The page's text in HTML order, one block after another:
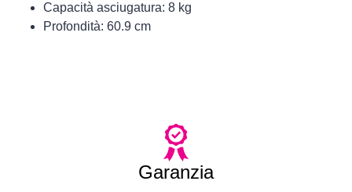
Capacità asciugatura: 8 kg
Profondità: 60.9 cm
Garanzia